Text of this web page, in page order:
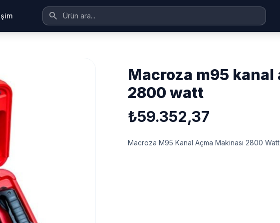
search
macroza m95 kanal açma makinası
2800 watt
₺59.352,37
Macroza M95 Kanal Açma Makinası 2800 Watt